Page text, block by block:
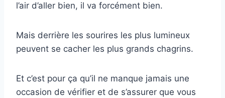
l’air d’aller bien, il va forcément bien.
Mais derrière les sourires les plus lumineux
peuvent se cacher les plus grands chagrins.
Et c’est pour ça qu’il ne manque jamais une
occasion de vérifier et de s’assurer que vous